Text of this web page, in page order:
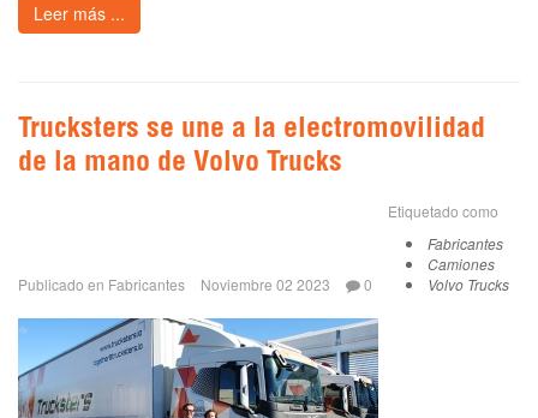
Leer más ...
Trucksters se une a la electromovilidad
de la mano de Volvo Trucks
Publicado en Fabricantes Noviembre 02 2023 0
Etiquetado como
Fabricantes
Camiones
Volvo Trucks